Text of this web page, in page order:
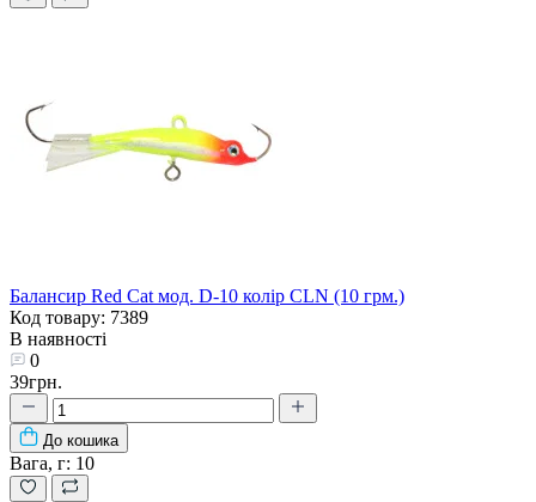
Балансир Red Cat мод. D-10 колір CLN (10 грм.)
Код товару: 7389
В наявності
0
39грн.
До кошика
Вага, г: 10